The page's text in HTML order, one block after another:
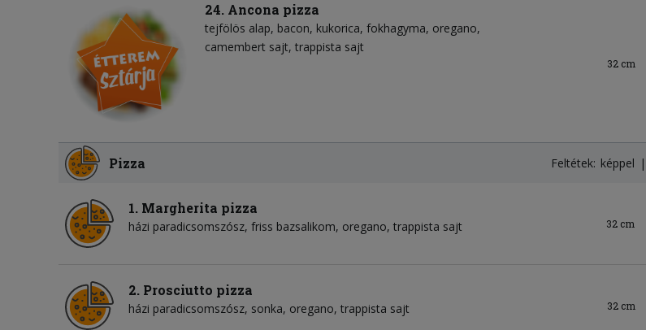
24. Ancona pizza
tejfölös alap bacon kukorica fokhagyma oregano
camembert sajt trappista sajt
32 cm
Pizza Feltétek: képpel
1. Margherita pizza
házi paradicsomszósz friss bazsalikom oregano trappista sajt 32 cm
2. Prosciutto pizza
házi paradicsomszósz sonka oregano trappista sajt 32 cm